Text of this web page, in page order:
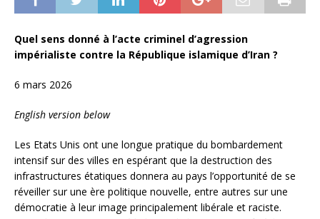
Quel sens donné à l’acte criminel d’agression
impérialiste contre la République islamique d’Iran ?
6 mars 2026
English version below
Les Etats Unis ont une longue pratique du bombardement
intensif sur des villes en espérant que la destruction des
infrastructures étatiques donnera au pays l’opportunité de se
réveiller sur une ère politique nouvelle, entre autres sur une
démocratie à leur image principalement libérale et raciste.